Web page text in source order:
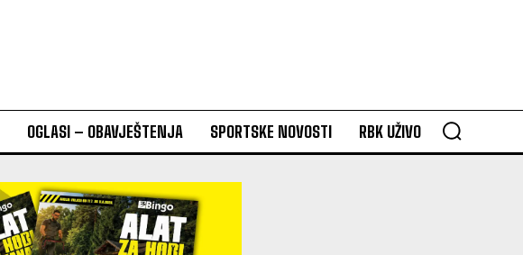
OGLASI – OBAVJEŠTENJA SPORTSKE NOVOSTI RBK UŽIVO